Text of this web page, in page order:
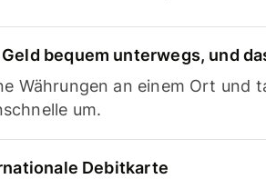
bequem unterwegs, und
Währungen an einem Ort und
um.
Debitkarte